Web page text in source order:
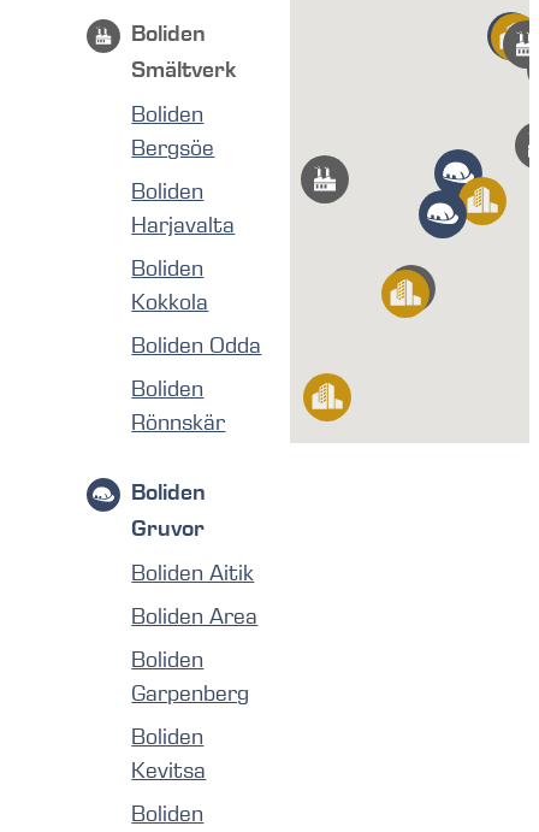
Boliden
Smältverk
Boliden
Bergsöe
Boliden
Harjavalta
Boliden
Kokkola
Boliden Odda
Boliden
Rönnskär
Boliden
Gruvor
Boliden Aitik
Boliden Area
Boliden
Garpenberg
Boliden
Kevitsa
Boliden